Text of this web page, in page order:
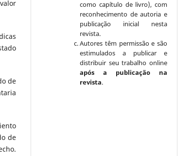
de
de
como capítulo de livro), com
reconhecimento de autoria e
publicação inicial nesta
revista.
Autores têm permissão e são
estimulados a publicar e
distribuir seu trabalho online
após a publicação na
revista.